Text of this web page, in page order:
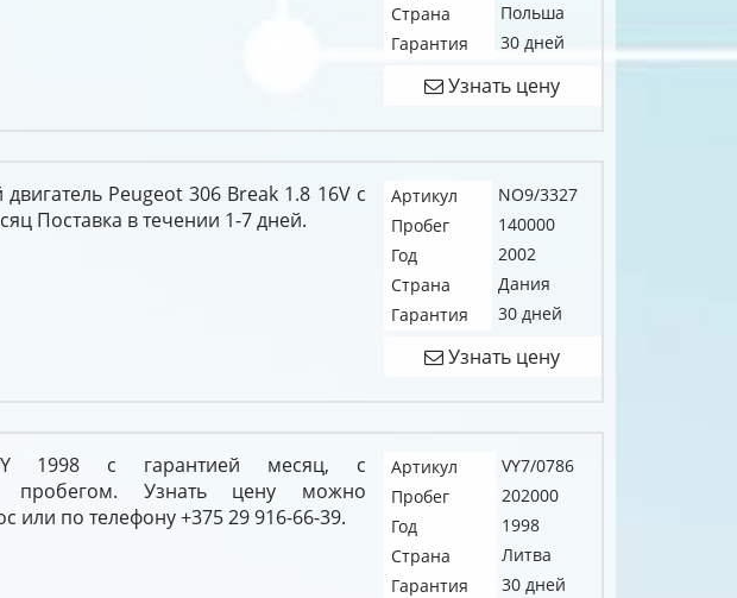
Страна
Польша
Гарантия
30 дней
Узнать цену
Peugeot 306 Break 1.8 16V c
Поставка в течении 1-7 дней.
Артикул
NO9/3327
Пробег
140000
Год
2002
Страна
Дания
Гарантия
30 дней
Узнать цену
1998 с гарантией месяц, с
пробегом. Узнать цену можно
или по телефону +375 29 916-66-39.
Артикул
VY7/0786
Пробег
202000
Год
1998
Страна
Литва
Гарантия
30 дней